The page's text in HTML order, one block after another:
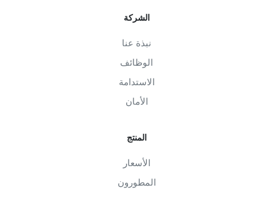
الشركة
نبذة عنا
الوظائف
الاستدامة
الأمان
المنتج
الأسعار
المطورون